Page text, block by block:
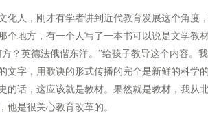
人，刚才有学者讲到近代教育发展这个角度
个地方，有一个人写了一本书可以说是文学教
？英德法俄偕东洋。”给孩子教导这个内容。
文字，用歌诀的形式传播的完全是新鲜的科学
话，这应该就是教材。果然就是教材，我从
他是很关心教育改革的。